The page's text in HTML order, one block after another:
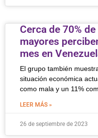
Cerca de 70%
mayores
mes en
El grupo también
situación económica
como mala y un 11%
LEER MÁS »
26 de septiembre de 2023